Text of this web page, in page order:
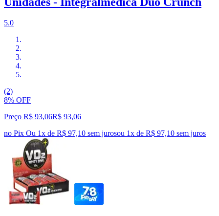
5.0
(2)
8% OFF
Preço R$ 93,06R$ 93,06
no Pix Ou 1x de R$ 97,10 sem jurosou 1x de R$ 97,10 sem juros